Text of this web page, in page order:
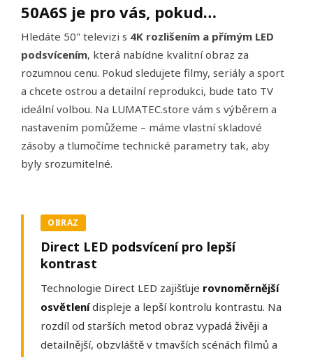
50A6S je pro vás, pokud…
Hledáte 50" televizi s 4K rozlišením a přímým LED
podsvícením, která nabídne kvalitní obraz za
rozumnou cenu. Pokud sledujete filmy, seriály a sport
a chcete ostrou a detailní reprodukci, bude tato TV
ideální volbou. Na LUMATEC.store vám s výběrem a
nastavením pomůžeme – máme vlastní skladové
zásoby a tlumočíme technické parametry tak, aby
byly srozumitelné.
OBRAZ
Direct LED podsvícení pro lepší
kontrast
Technologie Direct LED zajišťuje rovnoměrnější
osvětlenídispleje a lepší kontrolu kontrastu. Na
rozdíl od starších metod obraz vypadá živěji a
detailnější, obzvláště v tmavších scénách filmů a